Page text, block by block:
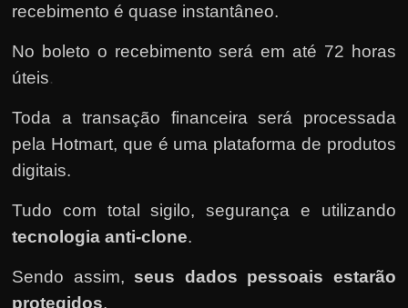
recebimento é quase instantâneo.
No boleto o recebimento será em até 72 horas
úteis.
Toda a transação financeira será processada
pela Hotmart, que é uma plataforma de produtos
digitais.
Tudo com total sigilo, segurança e utilizando
tecnologia anti-clone.
Sendo assim, seus dados pessoais estarão
protegidos.